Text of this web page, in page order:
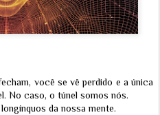
você se vê perdido e a única
No caso, o túnel somos nós.
da nossa mente.